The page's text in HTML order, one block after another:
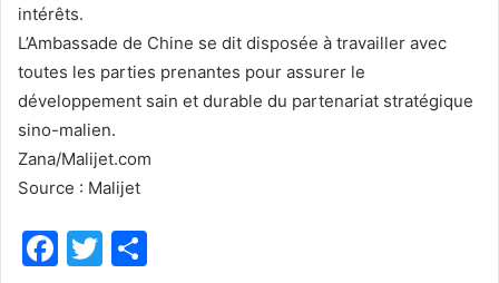
intérêts.
L’Ambassade de Chine se dit disposée à travailler avec
toutes les parties prenantes pour assurer le
développement sain et durable du partenariat stratégique
sino-malien.
Zana/Malijet.com
Source : Malijet
F
T